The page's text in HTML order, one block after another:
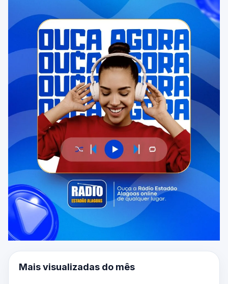
Mais visualizadas do mês